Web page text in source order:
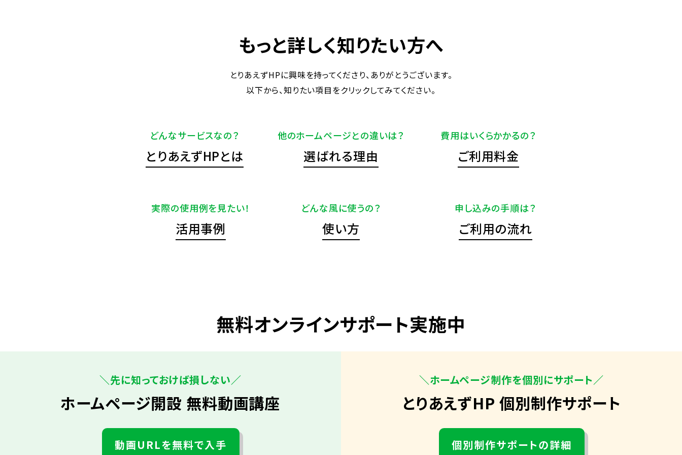
もっと詳しく知りたい方へ
とりあえずHPに興味を持ってくださり、ありがとうございます。
以下から、知りたい項目をクリックしてみてください。
どんなサービスなの？
とりあえずHPとは
他のホームページとの違いは？
選ばれる理由
費用はいくらかかるの？
ご利用料金
実際の使用例を見たい！
活用事例
どんな風に使うの？
使い方
申し込みの手順は？
ご利用の流れ
無料オンラインサポート実施中
＼先に知っておけば損しない／
ホームページ開設 無料動画講座
動画URLを無料で入手
＼ホームページ制作を個別にサポート／
とりあえずHP 個別制作サポート
個別制作サポートの詳細